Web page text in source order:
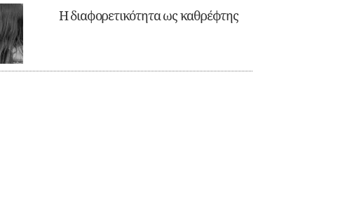
Η διαφορετικότητα ως καθρέφτης